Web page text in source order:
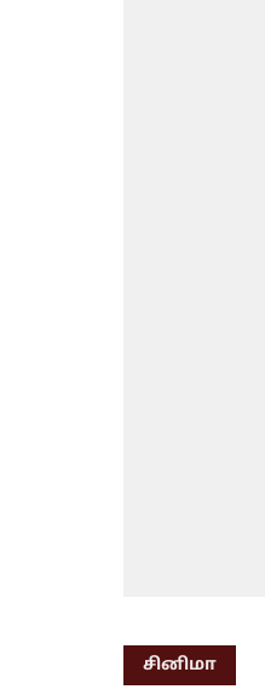
சினிமா